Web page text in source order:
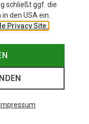
schließt ggf. die
den USA ein.
Privacy Site.
Impressum